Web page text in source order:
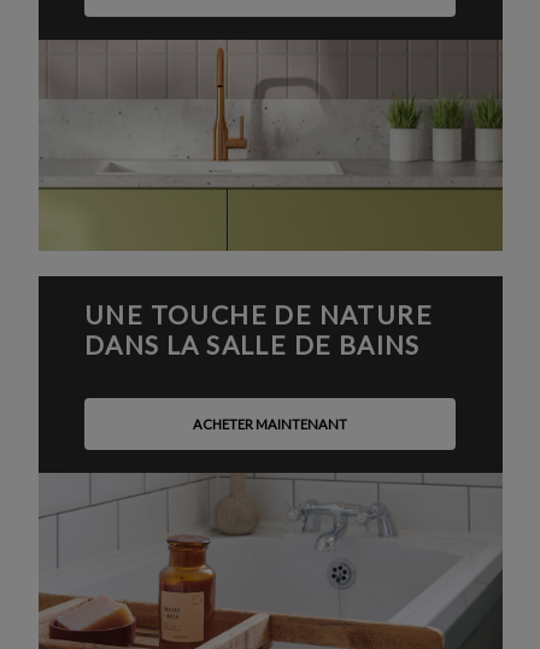
UNE TOUCHE DE NATURE
DANS LA SALLE DE BAINS
ACHETER MAINTENANT